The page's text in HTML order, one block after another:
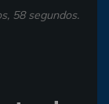
58 segundos.